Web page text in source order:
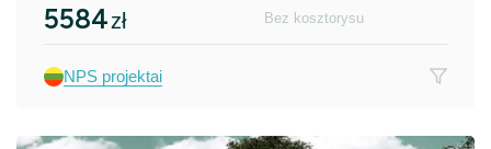
5584zł Bez kosztorysu
NPS projektai